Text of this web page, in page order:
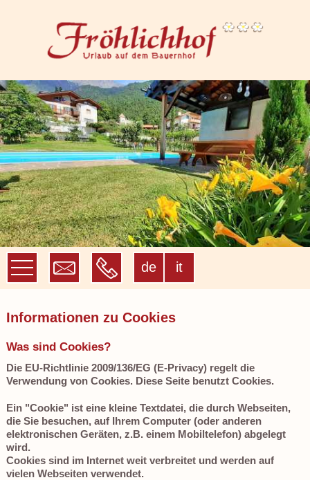
de it
Informationen zu Cookies
Was sind Cookies?
Die EU-Richtlinie 2009/136/EG (E-Privacy) regelt die
Verwendung von Cookies. Diese Seite benutzt Cookies.
Ein "Cookie" ist eine kleine Textdatei, die durch Webseiten,
die Sie besuchen, auf Ihrem Computer (oder anderen
elektronischen Geräten, z.B. einem Mobiltelefon) abgelegt
wird.
Cookies sind im Internet weit verbreitet und werden auf
vielen Webseiten verwendet.